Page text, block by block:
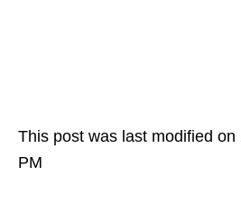
This post was last modified
PM